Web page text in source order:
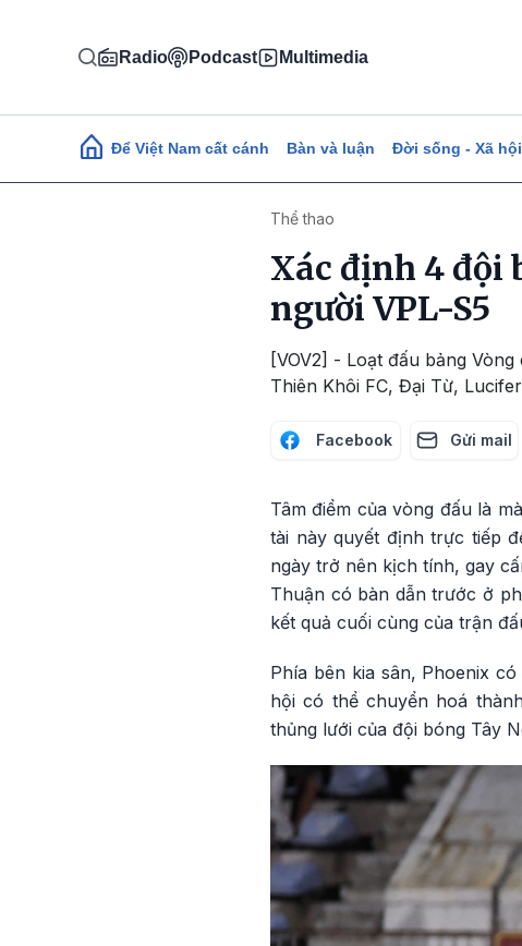
Radio Podcast Multimedia
Main navigation
Để Việt Nam cất cánh Bàn và luận Đời sống - Xã hội
Thể thao
Xác định 4 đội
người VPL-S5
[VOV2] - Loạt đấu bảng
Thiên Khôi FC, Đại Từ,
Facebook Gửi mail
Tâm điểm của vòng đấu là
tài này quyết định trực tiếp
ngày trở nên kịch tính, gay
Thuận có bàn dẫn trước ở
kết quả cuối cùng của trận
Phía bên kia sân, Phoenix
hội có thể chuyển hoá
thủng lưới của đội bóng Tây